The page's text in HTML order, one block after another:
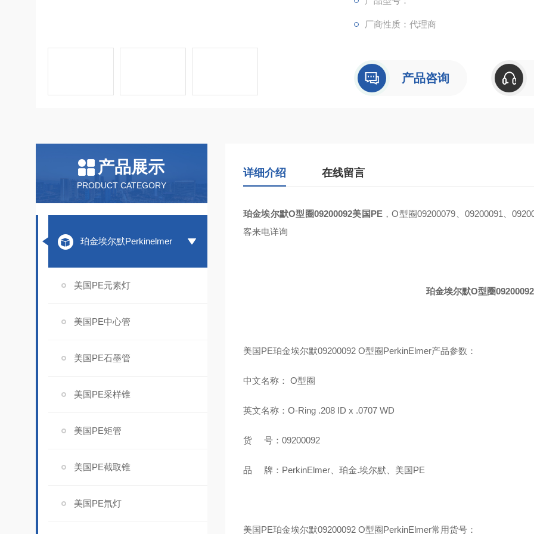
厂商性质：代理商
产品咨询
产品展示
PRODUCT CATEGORY
珀金埃尔默Perkinelmer
美国PE元素灯
美国PE中心管
美国PE石墨管
美国PE采样锥
美国PE矩管
美国PE截取锥
美国PE氘灯
详细介绍 在线留言
珀金埃尔默O型圈09200092美国PE，O型圈09200079、09200091、
客来电详询
珀金埃尔默O型圈
美国PE珀金埃尔默09200092 O型圈PerkinElmer产品参数：
中文名称： O型圈
英文名称：O-Ring .208 ID x .0707 WD
货 号：09200092
品 牌：PerkinElmer、珀金.埃尔默、美国PE
美国PE珀金埃尔默09200092 O型圈PerkinElmer常用货号：